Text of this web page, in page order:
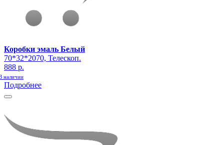
Коробки эмаль Белый
70*32*2070, Телескоп.
888 р.
наличии
Подробнее